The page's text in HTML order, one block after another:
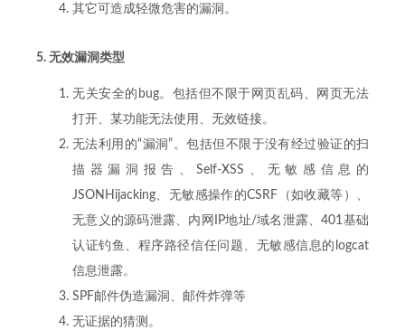
其它可造成轻微危害的漏洞。
5. 无效漏洞类型
无关安全的bug。包括但不限于网页乱码、网页无法
打开、某功能无法使用、无效链接。
无法利用的“漏洞”。包括但不限于没有经过验证的扫
描器漏洞报告、Self-XSS、无敏感信息的
JSONHijacking、无敏感操作的CSRF（如收藏等）、
无意义的源码泄露、内网IP地址/域名泄露、401基础
认证钓鱼、程序路径信任问题、无敏感信息的logcat
信息泄露。
SPF邮件伪造漏洞、邮件炸弹等
无证据的猜测。